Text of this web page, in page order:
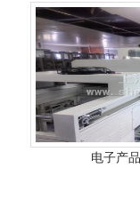
电子产